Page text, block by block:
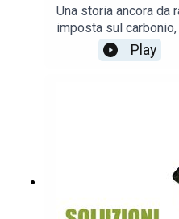
Una storia ancora da
imposta sul
carbonio, transizione
Play